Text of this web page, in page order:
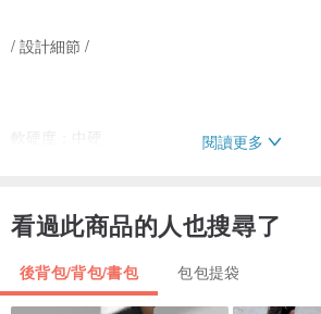
/ 設計細節 /
軟硬度：中硬
背帶寬度：4.7cm
包口為醫生口金，蓋子使用轉鎖
包內一般口袋x1、拉鍊內袋x1
閱讀更多
看過此商品的人也搜尋了
後背包/背包/書包 包包提袋